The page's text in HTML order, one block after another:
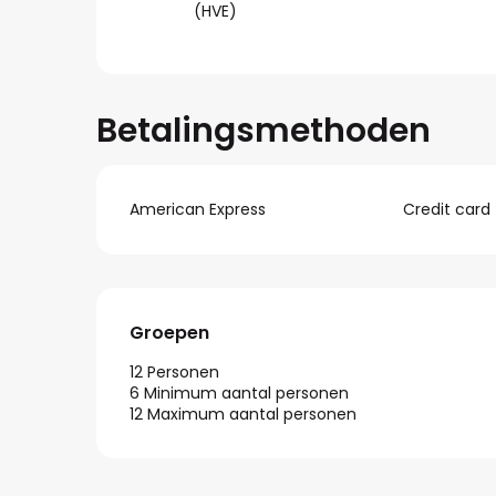
(HVE)
Betalingsmethoden
American Express Credit card
Groepen
Groepen
12 Personen
6 Minimum aantal personen
12 Maximum aantal personen